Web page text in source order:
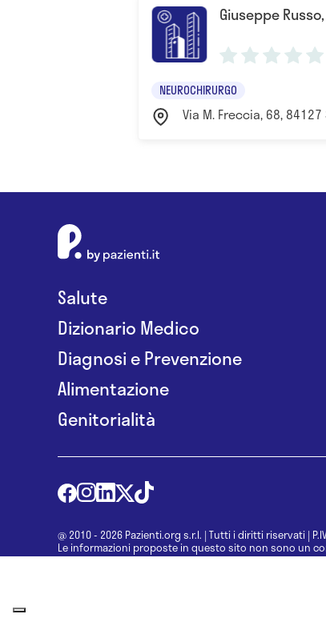
Giuseppe
NEUROCHIRURGO
Via M. Freccia, 68, 84127
Salute
Dizionario Medico
Diagnosi e Prevenzione
Alimentazione
Genitorialità
@ 2010 - 2026 Pazienti.org s.r.l. | Tutti i diritti riservati |
Le informazioni proposte in questo sito non sono un
una diagnosi formulata dal medico. Non si devono